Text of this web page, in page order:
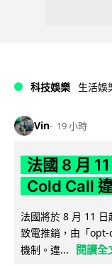
科技娛樂 生活娛
Vin 19 小時
法國 8 月
Cold Call
法國將於 8 月 11
致電推銷，由「
機制。違...
閱讀全